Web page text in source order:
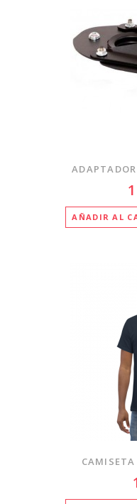
AÑADIR AL